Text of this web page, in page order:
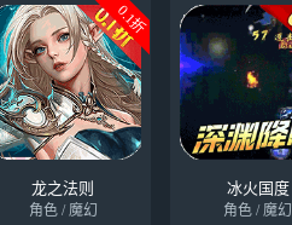
0.1折
龙之法则
角色 / 魔幻
冰火国度
角色 / 魔幻